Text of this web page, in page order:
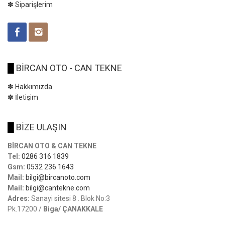
✽ Siparişlerim
BİRCAN OTO - CAN TEKNE
✽ Hakkımızda
✽ İletişim
BİZE ULAŞIN
BİRCAN OTO & CAN TEKNE
Tel: 0286 316 1839
Gsm: 0532 236 1643
Mail: bilgi@bircanoto.com
Mail: bilgi@cantekne.com
Adres: Sanayi sitesi 8 . Blok No:3
Pk.17200 / Biga/ ÇANAKKALE